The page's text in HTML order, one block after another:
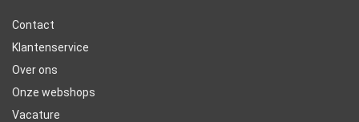
Contact
Klantenservice
Over ons
Onze webshops
Vacature